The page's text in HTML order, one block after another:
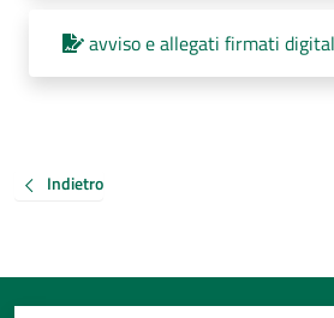
avviso e allegati firmati
Indietro